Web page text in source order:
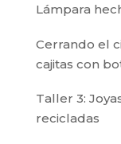
Lámpara
Cerrando el
cajitas con
Taller 3:
recicladas